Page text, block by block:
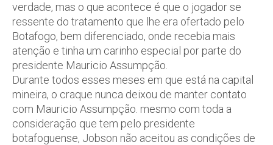
verdade, mas o que acontece é que o jogador se
ressente do tratamento que lhe era ofertado pelo
Botafogo, bem diferenciado, onde recebia mais
atenção e tinha um carinho especial por parte do
presidente Mauricio Assumpção.
Durante todos esses meses em que está na capital
mineira, o craque nunca deixou de manter contato
com Mauricio Assumpção. mesmo com toda a
consideração que tem pelo presidente
botafoguense, Jobson não aceitou as condições de